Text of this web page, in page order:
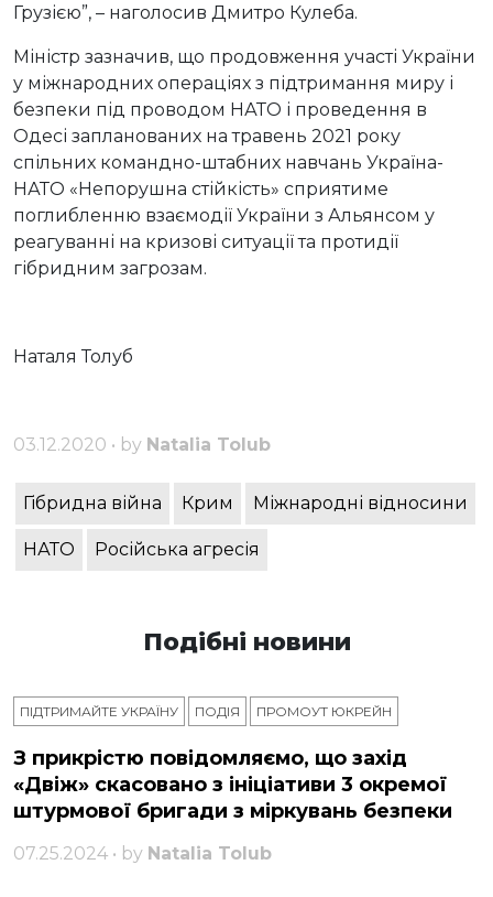
Грузією”, – наголосив Дмитро Кулеба.
Міністр зазначив, що продовження участі України
у міжнародних операціях з підтримання миру і
безпеки під проводом НАТО і проведення в
Одесі запланованих на травень 2021 року
спільних командно-штабних навчань Україна-
НАТО «Непорушна стійкість» сприятиме
поглибленню взаємодії України з Альянсом у
реагуванні на кризові ситуації та протидії
гібридним загрозам.
Наталя Толуб
03.12.2020 • by Natalia Tolub
Гібридна війна Крим Міжнародні відносини
НАТО Російська агресія
Подібні новини
ПІДТРИМАЙТЕ УКРАЇНУ ПОДІЯ ПРОМОУТ ЮКРЕЙН
З прикрістю повідомляємо, що захід
«Двіж» скасовано з ініціативи 3 окремої
штурмової бригади з міркувань безпеки
07.25.2024 • by Natalia Tolub